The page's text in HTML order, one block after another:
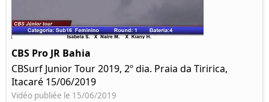
CBS Pro JR Bahia
CBSurf Junior Tour 2019, 2º dia. Praia da Tiririca,
Itacaré 15/06/2019
Vidéo publiée le 15/06/2019